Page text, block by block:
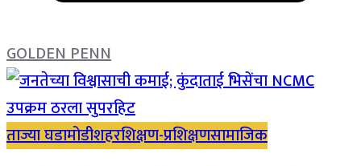
GOLDEN PENN
ताज्या घडामोडीशहरशिक्षण-प्रशिक्षणसामाजिक